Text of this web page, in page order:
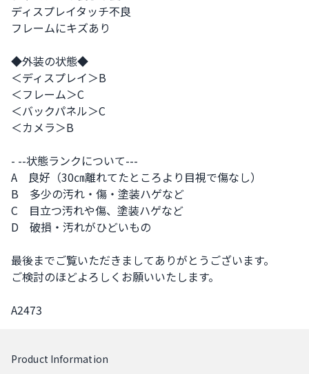
ディスプレイタッチ不良
フレームにキズあり
◆外装の状態◆
＜ディスプレイ＞B
＜フレーム＞C
＜バックパネル＞C
＜カメラ＞B
- --状態ランクについて---
A　良好（30㎝離れてたところより目視で傷なし）
B　多少の汚れ・傷・塗装ハゲなど
C　目立つ汚れや傷、塗装ハゲなど
D　破損・汚れがひどいもの
最後までご覧いただきましてありがとうございます。
ご検討のほどよろしくお願いいたします。
A2473
Product Information